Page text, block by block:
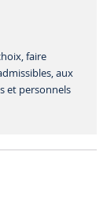
faire
aux
et personnels